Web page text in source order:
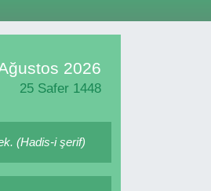
2026
25 Safer 1448
(Hadis-i şerif)